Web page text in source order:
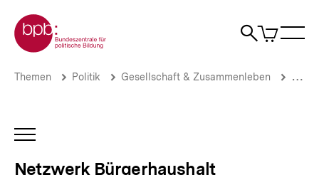
zum
Seiteninhalt
springen
Zur Startseite der bpb
Suche
Artikel
im
Nürtingen
bpb.de
Brotkrümelnavigation
Pfadnavigation
Themen Politik Gesellschaft & Zusammenleben
INHALTSNAVIGATION
Netzwerk Bürgerhaushalt